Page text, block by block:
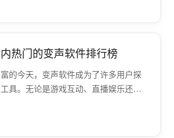
热门的变声软件排行榜
的今天，变声软件成为了许多用户探
具。无论是游戏互动、直播娱乐还是
都能为我们带来无尽的乐趣。本文将